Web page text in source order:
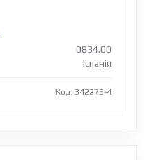
0834.00
Іспанія
Код: 342275-4